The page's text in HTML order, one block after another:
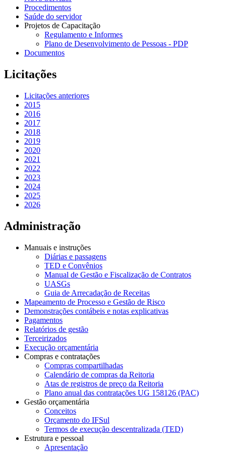
Procedimentos
Saúde do servidor
Projetos de Capacitação
Regulamento e Informes
Plano de Desenvolvimento de Pessoas - PDP
Documentos
Licitações
Licitações anteriores
2015
2016
2017
2018
2019
2020
2021
2022
2023
2024
2025
2026
Administração
Manuais e instruções
Diárias e passagens
TED e Convênios
Manual de Gestão e Fiscalização de Contratos
UASGs
Guia de Arrecadação de Receitas
Mapeamento de Processo e Gestão de Risco
Demonstrações contábeis e notas explicativas
Pagamentos
Relatórios de gestão
Terceirizados
Execução orçamentária
Compras e contratações
Compras compartilhadas
Calendário de compras da Reitoria
Atas de registros de preço da Reitoria
Plano anual das contratações UG 158126 (PAC)
Gestão orçamentária
Conceitos
Orçamento do IFSul
Termos de execução descentralizada (TED)
Estrutura e pessoal
Apresentação